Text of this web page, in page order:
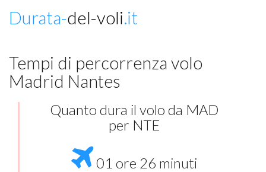
Durata-del-voli.it
Tempi di percorrenza volo
Madrid Nantes
Quanto dura il volo da MAD
per NTE
01 ore 26 minuti